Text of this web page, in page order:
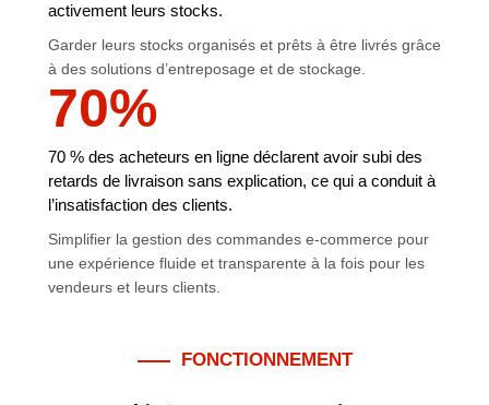
activement leurs stocks.
Garder leurs stocks organisés et prêts à être livrés grâce
à des solutions d’entreposage et de stockage.
70%
70 % des acheteurs en ligne déclarent avoir subi des
retards de livraison sans explication, ce qui a conduit à
l’insatisfaction des clients.
Simplifier la gestion des commandes e-commerce pour
une expérience fluide et transparente à la fois pour les
vendeurs et leurs clients.
FONCTIONNEMENT